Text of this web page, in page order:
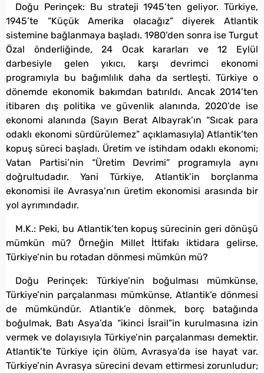
Doğu Perinçek: Bu strateji 1945’ten geliyor. Türkiye,
1945’te “Küçük Amerika olacağız” diyerek Atlantik
sistemine bağlanmaya başladı. 1980’den sonra ise Turgut
Özal önderliğinde, 24 Ocak kararları ve 12 Eylül
darbesiyle gelen yıkıcı, karşı devrimci ekonomi
programıyla bu bağımlılık daha da sertleşti. Türkiye o
dönemde ekonomik bakımdan batırıldı. Ancak 2014’ten
itibaren dış politika ve güvenlik alanında, 2020’de ise
ekonomi alanında (Sayın Berat Albayrak’ın “Sıcak para
odaklı ekonomi sürdürülemez” açıklamasıyla) Atlantik’ten
kopuş süreci başladı. Üretim ve istihdam odaklı ekonomi;
Vatan Partisi’nin “Üretim Devrimi” programıyla aynı
doğrultudadır. Yani Türkiye, Atlantik’in borçlanma
ekonomisi ile Avrasya’nın üretim ekonomisi arasında bir
yol ayrımındadır.
M.K.: Peki, bu Atlantik’ten kopuş sürecinin geri dönüşü
mümkün mü? Örneğin Millet İttifakı iktidara gelirse,
Türkiye’nin bu rotadan dönmesi mümkün mü?
Doğu Perinçek: Türkiye’nin boğulması mümkünse,
Türkiye’nin parçalanması mümkünse, Atlantik’e dönmesi
de mümkündür. Atlantik’e dönmek, borç batağında
boğulmak, Batı Asya’da “ikinci İsrail”in kurulmasına izin
vermek ve dolayısıyla Türkiye’nin parçalanması demektir.
Atlantik’te Türkiye için ölüm, Avrasya’da ise hayat var.
Türkiye’nin Avrasya sürecini devam ettirmesi zorunludur;